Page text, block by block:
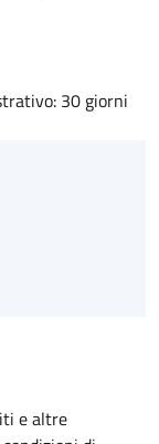
30 giorni
e altre